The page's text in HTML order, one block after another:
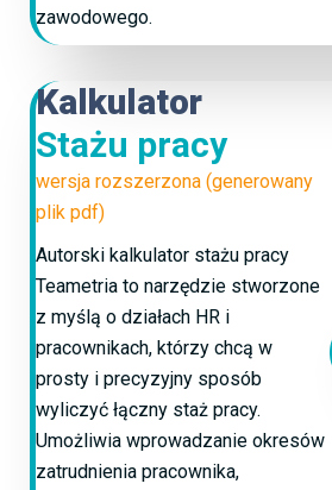
zawodowego.
Kalkulator
Stażu pracy
wersja rozszerzona (generowany
plik pdf)
Autorski kalkulator stażu pracy
Teametria to narzędzie stworzone
z myślą o działach HR i
pracownikach, którzy chcą w
prosty i precyzyjny sposób
wyliczyć łączny staż pracy.
Umożliwia wprowadzanie okresów
zatrudnienia pracownika,